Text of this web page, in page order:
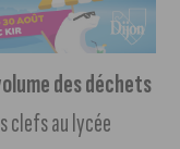
des déchets
clefs au lycée